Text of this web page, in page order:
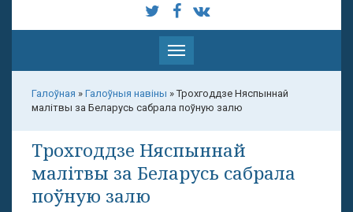
Паказаць
меню
Галоўная » Галоўныя навіны »Трохгоддзе Няспыннай
малітвы за Беларусь сабрала поўную залю
Трохгоддзе Няспыннай
малітвы за Беларусь сабрала
поўную залю